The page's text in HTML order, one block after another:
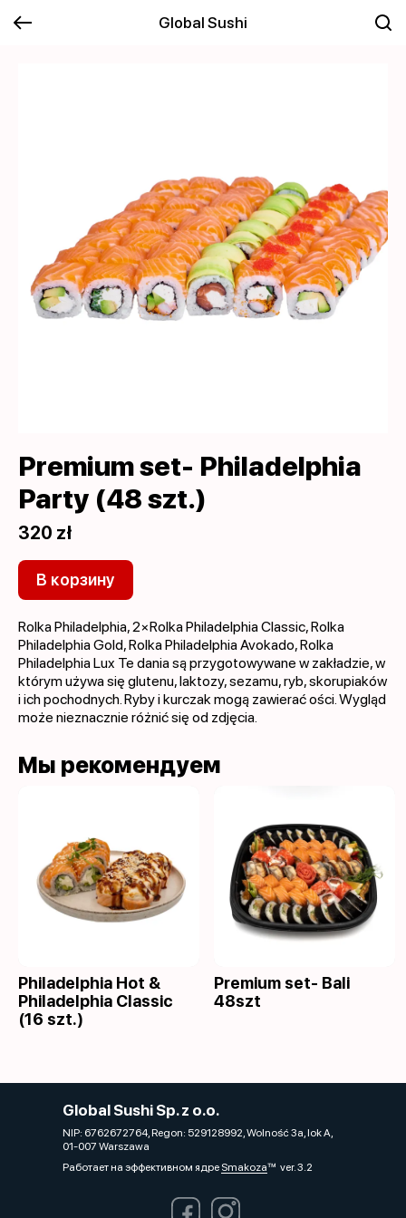
Global Sushi
Premium set- Philadelphia
Party (48 szt.)
320 zł
В корзину
Rolka Philadelphia, 2×Rolka Philadelphia Classic, Rolka
Philadelphia Gold, Rolka Philadelphia Avokado, Rolka
Philadelphia Lux Te dania są przygotowywane w zakładzie, w
którym używa się glutenu, laktozy, sezamu, ryb, skorupiaków
i ich pochodnych. Ryby i kurczak mogą zawierać ości. Wygląd
może nieznacznie różnić się od zdjęcia.
Мы рекомендуем
Philadelphia Hot &
Philadelphia Classic
(16 szt.)
Premium set- Bali
48szt
Global Sushi Sp. z o.o.
NIP: 6762672764, Regon: 529128992, Wolność 3a, lok A,
01-007 Warszawa
Работает на эффективном ядре Smakozaver. 3.2